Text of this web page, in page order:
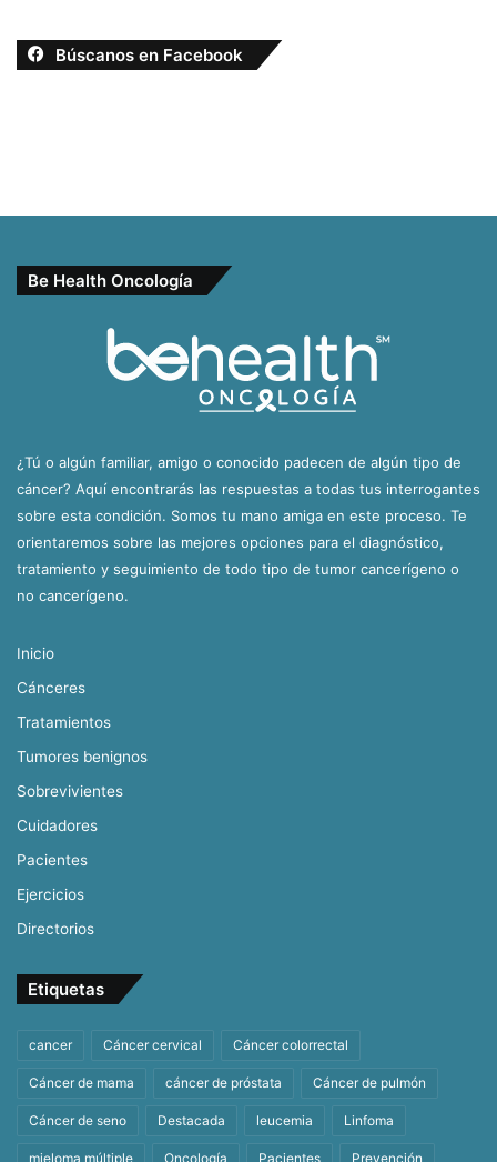
Búscanos en Facebook
Be Health Oncología
¿Tú o algún familiar, amigo o conocido padecen de algún tipo de
cáncer? Aquí encontrarás las respuestas a todas tus interrogantes
sobre esta condición. Somos tu mano amiga en este proceso. Te
orientaremos sobre las mejores opciones para el diagnóstico,
tratamiento y seguimiento de todo tipo de tumor cancerígeno o
no cancerígeno.
Inicio
Cánceres
Tratamientos
Tumores benignos
Sobrevivientes
Cuidadores
Pacientes
Ejercicios
Directorios
Etiquetas
cancer Cáncer cervical Cáncer colorrectal
Cáncer de mama cáncer de próstata Cáncer de pulmón
Cáncer de seno Destacada leucemia Linfoma
mieloma múltiple Oncología Pacientes Prevención